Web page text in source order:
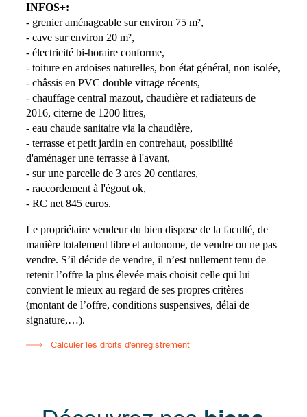
INFOS+:
- grenier aménageable sur environ 75 m²,
- cave sur environ 20 m²,
- électricité bi-horaire conforme,
- toiture en ardoises naturelles, bon état général, non isolée,
- châssis en PVC double vitrage récents,
- chauffage central mazout, chaudière et radiateurs de
2016, citerne de 1200 litres,
- eau chaude sanitaire via la chaudière,
- terrasse et petit jardin en contrehaut, possibilité
d'aménager une terrasse à l'avant,
- sur une parcelle de 3 ares 20 centiares,
- raccordement à l'égout ok,
- RC net 845 euros.
Le propriétaire vendeur du bien dispose de la faculté, de
manière totalement libre et autonome, de vendre ou ne pas
vendre. S’il décide de vendre, il n’est nullement tenu de
retenir l’offre la plus élevée mais choisit celle qui lui
convient le mieux au regard de ses propres critères
(montant de l’offre, conditions suspensives, délai de
signature,…).
Calculer les droits d'enregistrement